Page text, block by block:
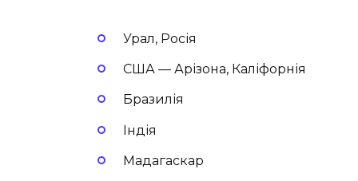
Урал, Росія
США — Арізона, Каліфорнія
Бразилія
Індія
Мадагаскар